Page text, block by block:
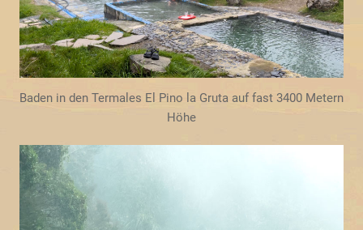
Baden in den Termales El Pino la Gruta auf fast 3400 Metern
Höhe